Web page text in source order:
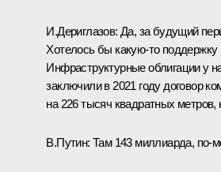
И.Дериглазов: Да, за будущий
Хотелось бы какую-то поддержку
Инфраструктурные облигации у
заключили в 2021 году договор
на 226 тысяч квадратных
В.Путин: Там 143 миллиарда, по-